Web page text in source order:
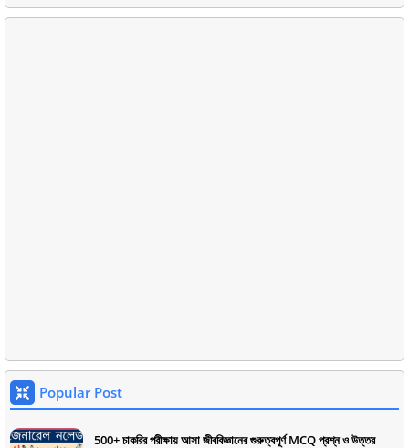
Popular Post
500+ চাকরির পরীক্ষায় আসা জীববিজ্ঞানের গুরুত্বপূর্ণ MCQ প্রশ্ন ও উত্তর